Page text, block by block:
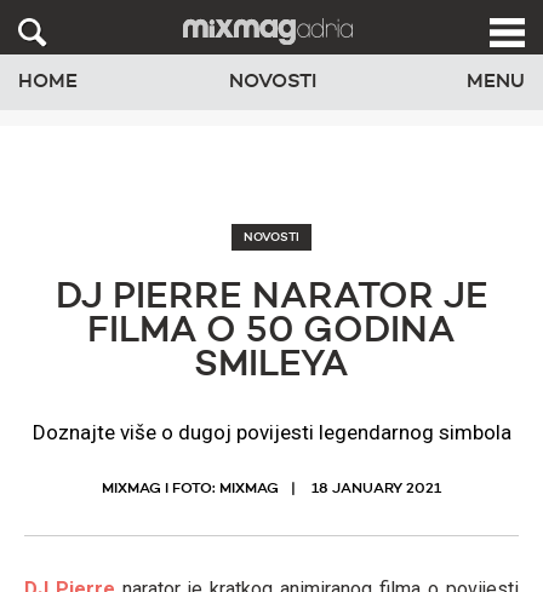
HOME NOVOSTI MENU
NOVOSTI
DJ PIERRE NARATOR JE
FILMA O 50 GODINA
SMILEYA
Doznajte više o dugoj povijesti legendarnog simbola
MIXMAG I FOTO: MIXMAG 18 JANUARY 2021